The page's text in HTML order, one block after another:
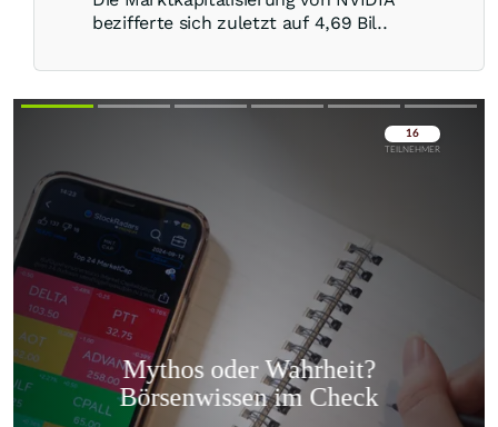
bezifferte sich zuletzt auf 4,69 Bil..
Überspringen